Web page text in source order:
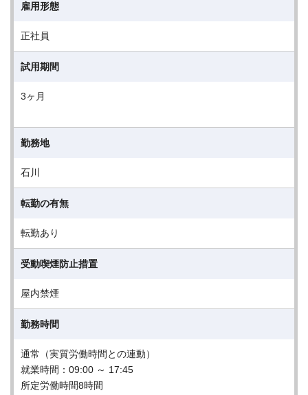
雇用形態
正社員
試用期間
3ヶ月
勤務地
石川
転勤の有無
転勤あり
受動喫煙防止措置
屋内禁煙
勤務時間
通常（実質労働時間との連動）
就業時間：09:00 ～ 17:45
所定労働時間8時間